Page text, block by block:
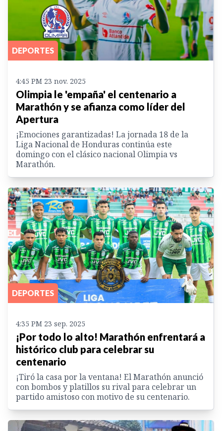
DEPORTES
4:45 PM 23 nov. 2025
Olimpia le 'empaña' el centenario a
Marathón y se afianza como líder del
Apertura
¡Emociones garantizadas! La jornada 18 de la
Liga Nacional de Honduras continúa este
domingo con el clásico nacional Olimpia vs
Marathón.
DEPORTES
4:35 PM 23 sep. 2025
¡Por todo lo alto! Marathón enfrentará a
histórico club para celebrar su
centenario
¡Tiró la casa por la ventana! El Marathón anunció
con bombos y platillos su rival para celebrar un
partido amistoso con motivo de su centenario.